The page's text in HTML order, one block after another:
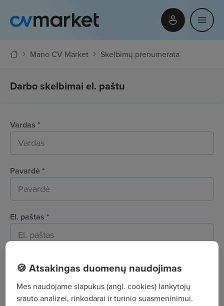
Mano CV Market Skelbimų prenumerata
Darbo skelbimai el. paštu
Vardas *
Pavardė *
El. paštas *
Pasirinkite lygmenį
Pasirinkite darbo pasiūlymų lygmenį (-is)
🍪 Atsakingas duomenų naudojimas
Mes naudojame slapukus (angl. cookies) lankytojų
srauto analizei, rinkodarai ir turinio suasmeninimui.